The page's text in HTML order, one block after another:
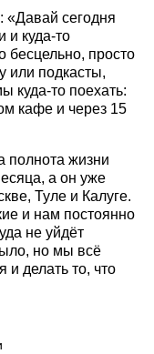
«Давай сегодня
и куда-то
бесцельно, просто
или подкасты,
куда-то поехать:
кафе и через 15
полнота жизни
а он уже
Туле и Калуге.
и нам постоянно
не уйдёт
но мы всё
и делать то, что